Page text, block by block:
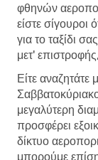
φθηνών
είστε σίγουροι
για το ταξίδι
μετ'
Είτε
μεγαλύτερη
προσφέρει
δίκτυο
μπορούμε